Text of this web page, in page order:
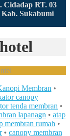
Cidadap RT. 03
Sukabumi
Membran •
canopy
tenda membran •
lapanagn • atap
membran rumah •
• canopy membran